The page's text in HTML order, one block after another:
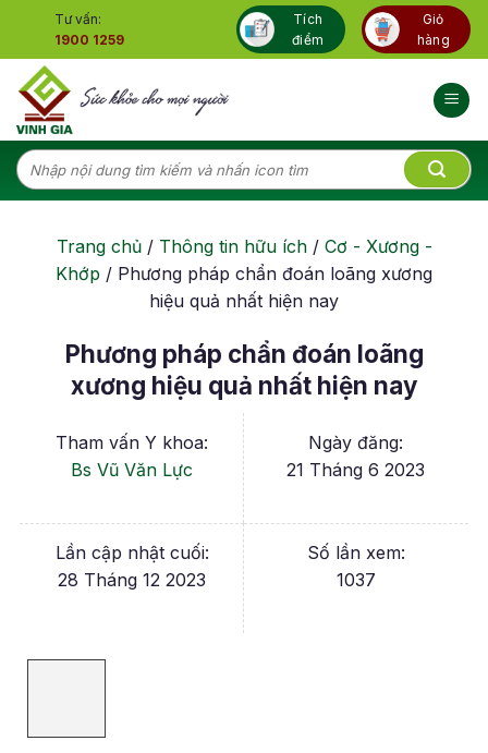
content
Tư vấn:
1900 1259
Tích
điểm
Giỏ
hàng
Tìm
kiếm:
Trang chủ/ Thông tin hữu ích/ Cơ - Xương -
Khớp / Phương pháp chẩn đoán loãng xương
hiệu quả nhất hiện nay
Phương pháp chẩn đoán loãng
xương hiệu quả nhất hiện nay
Tham vấn Y khoa:
Bs Vũ Văn Lực
Ngày đăng:
21 Tháng 6 2023
Lần cập nhật cuối:
28 Tháng 12 2023
Số lần xem:
1037